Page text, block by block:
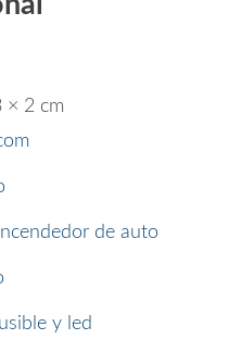
× 2 cm
de auto
y led